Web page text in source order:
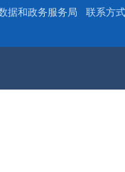
据和政务服务局 联系方